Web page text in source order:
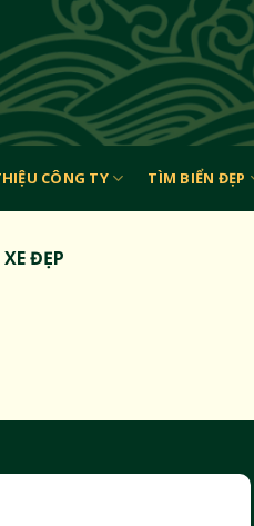
CÔNG TY TÌM BIỂN ĐẸP
ĐẸP